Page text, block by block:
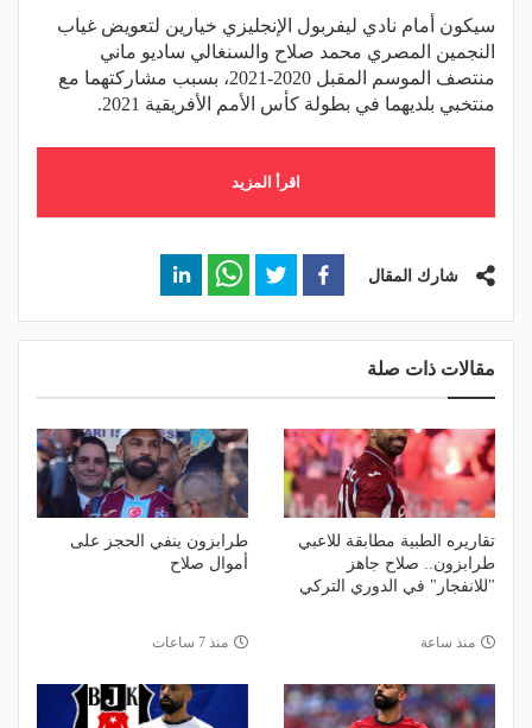
سيكون أمام نادي ليفربول الإنجليزي خيارين لتعويض غياب
النجمين المصري محمد صلاح والسنغالي ساديو ماني
منتصف الموسم المقبل 2020-2021، بسبب مشاركتهما مع
منتخبي بلديهما في بطولة كأس الأمم الأفريقية 2021.
اقرأ المزيد
شارك المقال
مقالات ذات صلة
تقاريره الطبية مطابقة للاعبي
طرابزون.. صلاح جاهز
"للانفجار" في الدوري التركي
منذ ساعة
طرابزون ينفي الحجز على
أموال صلاح
منذ 7 ساعات